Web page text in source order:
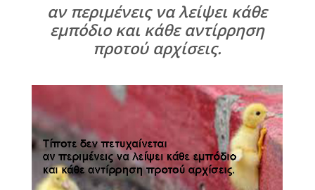
αν περιμένεις να λείψει κάθε
εμπόδιο και κάθε αντίρρηση
προτού αρχίσεις.